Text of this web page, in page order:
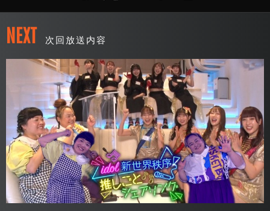
NEXT 次回放送内容